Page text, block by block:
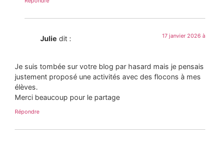
Julie dit : 17 janvier 2026 à
Je suis tombée sur votre blog par hasard mais je pensais
justement proposé une activités avec des flocons à mes
élèves.
Merci beaucoup pour le partage
Répondre